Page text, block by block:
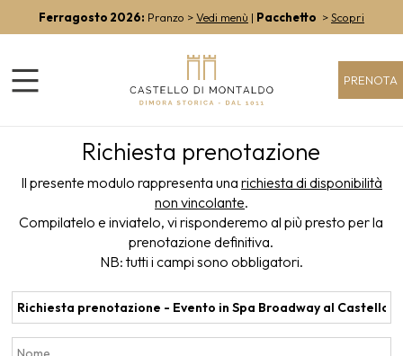
Ferragosto 2026: Pranzo >Vedi menù | Pacchetto >Scopri
PRENOTA
Richiesta prenotazione
Il presente modulo rappresenta una richiesta di disponibilità
non vincolante.
Compilatelo e inviatelo, vi risponderemo al più presto per la
prenotazione definitiva.
NB: tutti i campi sono obbligatori.